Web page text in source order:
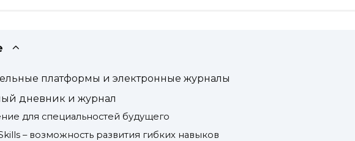
платформы и электронные журналы
дневник и журнал
для специальностей будущего
– возможность развития гибких навыков